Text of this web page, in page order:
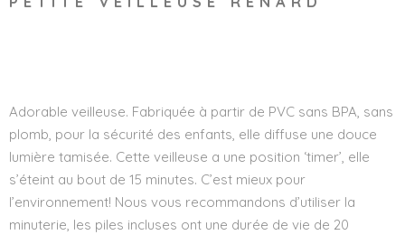
Adorable veilleuse. Fabriquée à partir de PVC sans BPA, sans
plomb, pour la sécurité des enfants, elle diffuse une douce
lumière tamisée. Cette veilleuse a une position ‘timer’, elle
s’éteint au bout de 15 minutes. C’est mieux pour
l’environnement! Nous vous recommandons d’utiliser la
minuterie, les piles incluses ont une durée de vie de 20